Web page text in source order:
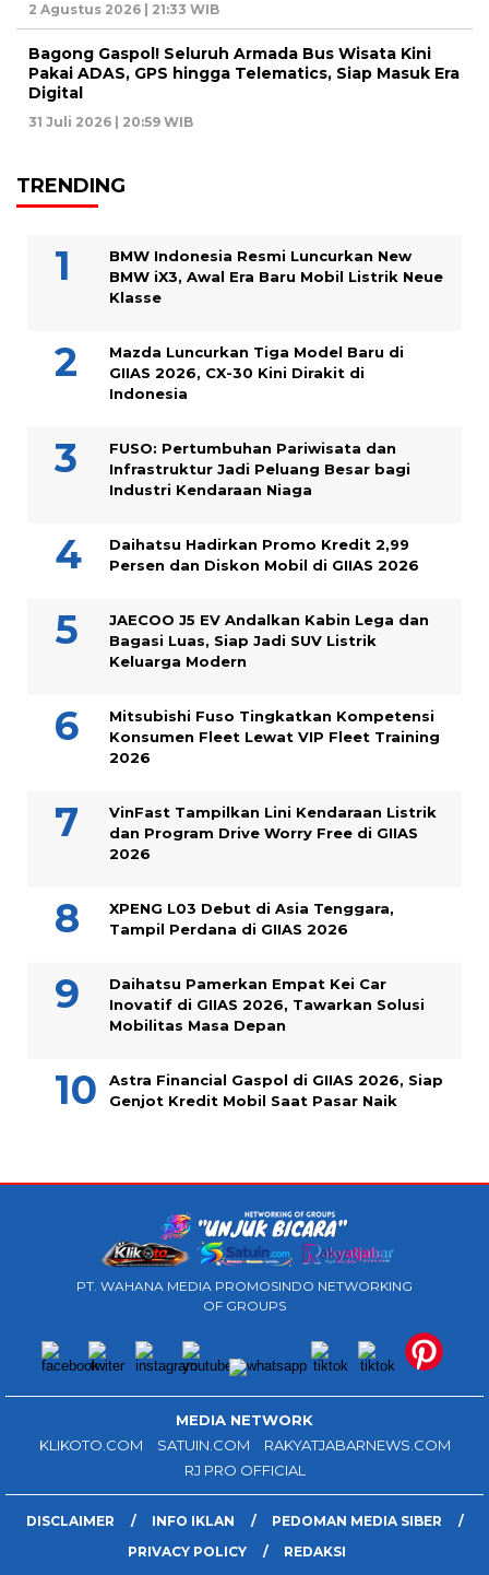
2 Agustus 2026 | 21:33 WIB
Bagong Gaspol! Seluruh Armada Bus Wisata Kini
Pakai ADAS, GPS hingga Telematics, Siap Masuk Era
Digital
31 Juli 2026 | 20:59 WIB
TRENDING
BMW Indonesia Resmi Luncurkan New
BMW iX3, Awal Era Baru Mobil Listrik Neue
Klasse
Mazda Luncurkan Tiga Model Baru di
GIIAS 2026, CX-30 Kini Dirakit di
Indonesia
FUSO: Pertumbuhan Pariwisata dan
Infrastruktur Jadi Peluang Besar bagi
Industri Kendaraan Niaga
Daihatsu Hadirkan Promo Kredit 2,99
Persen dan Diskon Mobil di GIIAS 2026
JAECOO J5 EV Andalkan Kabin Lega dan
Bagasi Luas, Siap Jadi SUV Listrik
Keluarga Modern
Mitsubishi Fuso Tingkatkan Kompetensi
Konsumen Fleet Lewat VIP Fleet Training
2026
VinFast Tampilkan Lini Kendaraan Listrik
dan Program Drive Worry Free di GIIAS
2026
XPENG L03 Debut di Asia Tenggara,
Tampil Perdana di GIIAS 2026
Daihatsu Pamerkan Empat Kei Car
Inovatif di GIIAS 2026, Tawarkan Solusi
Mobilitas Masa Depan
Astra Financial Gaspol di GIIAS 2026, Siap
Genjot Kredit Mobil Saat Pasar Naik
PT. WAHANA MEDIA PROMOSINDO NETWORKING
OF GROUPS
MEDIA NETWORK
KLIKOTO.COM
SATUIN.COM
RAKYATJABARNEWS.COM
RJ PRO OFFICIAL
DISCLAIMER INFO IKLAN
PEDOMAN MEDIA SIBER
PRIVACY POLICY
REDAKSI